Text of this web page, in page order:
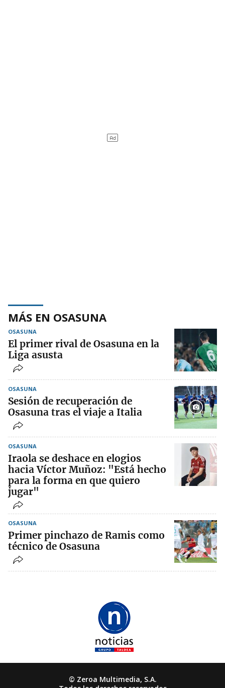
MÁS EN OSASUNA
OSASUNA
El primer rival de Osasuna en la
Liga asusta
OSASUNA
Sesión de recuperación de
Osasuna tras el viaje a Italia
OSASUNA
Iraola se deshace en elogios
hacia Víctor Muñoz: "Está hecho
para la forma en que quiero
jugar"
OSASUNA
Primer pinchazo de Ramis como
técnico de Osasuna
© Zeroa Multimedia, S.A.